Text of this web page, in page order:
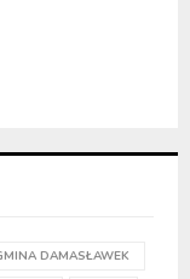
DAMASŁAWEK